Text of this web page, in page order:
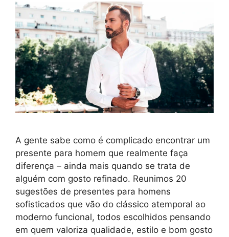
A gente sabe como é complicado encontrar um
presente para homem que realmente faça
diferença – ainda mais quando se trata de
alguém com gosto refinado. Reunimos 20
sugestões de presentes para homens
sofisticados que vão do clássico atemporal ao
moderno funcional, todos escolhidos pensando
em quem valoriza qualidade, estilo e bom gosto